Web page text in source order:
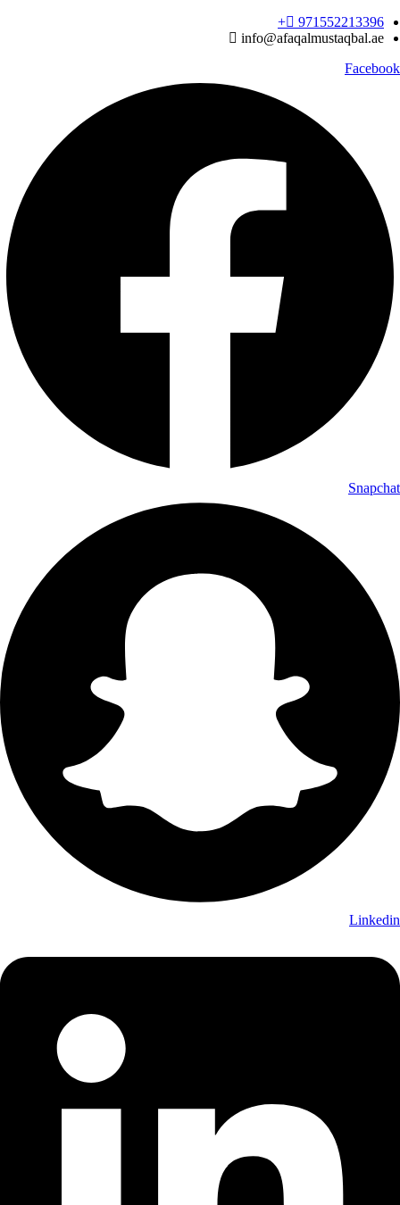
Skip
to
971552213396‬+
info@afaqalmustaqbal.ae
Facebook
Snapchat
Linkedin